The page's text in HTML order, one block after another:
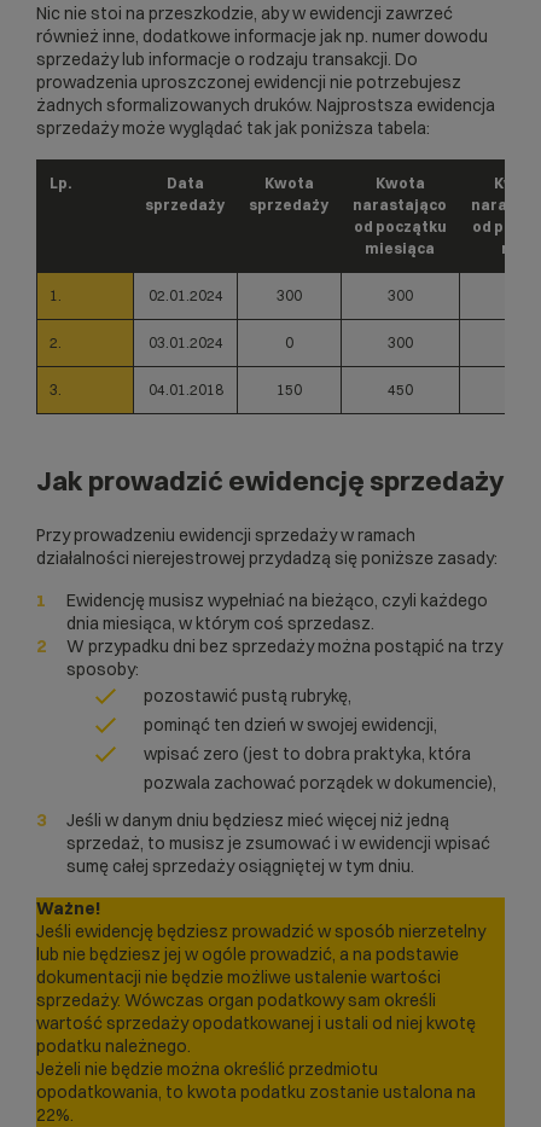
Nic nie stoi na przeszkodzie, aby w ewidencji zawrzeć
również inne, dodatkowe informacje jak np. numer dowodu
sprzedaży lub informacje o rodzaju transakcji. Do
prowadzenia uproszczonej ewidencji nie potrzebujesz
żadnych sformalizowanych druków. Najprostsza ewidencja
sprzedaży może wyglądać tak jak poniższa tabela:
Lp.
Data
sprzedaży
Kwota
sprzedaży
Kwota
narastająco
od początku
miesiąca
od
roku
1. 02.01.2024 300 300
2. 03.01.2024 0 300
3. 04.01.2018 150 450
Jak prowadzić ewidencję sprzedaży
Przy prowadzeniu ewidencji sprzedaży w ramach
działalności nierejestrowej przydadzą się poniższe zasady:
Ewidencję musisz wypełniać na bieżąco, czyli każdego
dnia miesiąca, w którym coś sprzedasz.
W przypadku dni bez sprzedaży można postąpić na trzy
sposoby:
pozostawić pustą rubrykę,
pominąć ten dzień w swojej ewidencji,
wpisać zero (jest to dobra praktyka, która
pozwala zachować porządek w dokumencie),
Jeśli w danym dniu będziesz mieć więcej niż jedną
sprzedaż, to musisz je zsumować i w ewidencji wpisać
sumę całej sprzedaży osiągniętej w tym dniu.
Ważne!
Jeśli ewidencję będziesz prowadzić w sposób nierzetelny
lub nie będziesz jej w ogóle prowadzić, a na podstawie
dokumentacji nie będzie możliwe ustalenie wartości
sprzedaży. Wówczas organ podatkowy sam określi
wartość sprzedaży opodatkowanej i ustali od niej kwotę
podatku należnego.
Jeżeli nie będzie można określić przedmiotu
opodatkowania, to kwota podatku zostanie ustalona na
22%.